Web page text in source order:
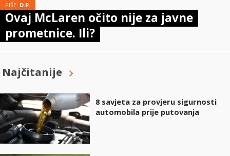
PIŠE: D.P.
Ovaj McLaren očito nije za javne
prometnice. Ili?
Najčitanije
8 savjeta za provjeru sigurnosti
automobila prije putovanja